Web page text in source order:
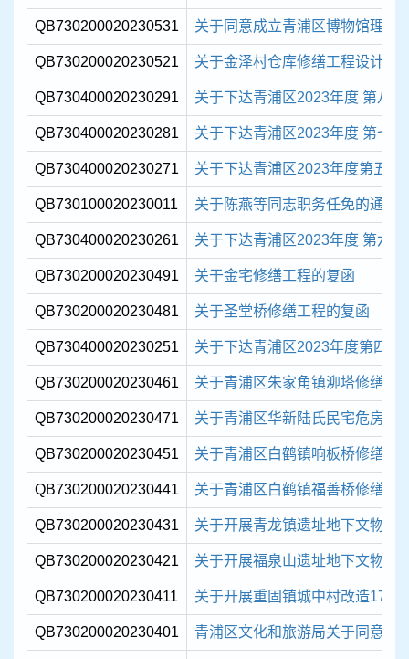
QB730200020230531 关于同意成立青浦区博物馆理事
QB730200020230521 关于金泽村仓库修缮工程设计方
QB730400020230291 关于下达青浦区2023年度 第八
QB730400020230281 关于下达青浦区2023年度 第七
QB730400020230271 关于下达青浦区2023年度第五批
QB730100020230011 关于陈燕等同志职务任免的通知
QB730400020230261 关于下达青浦区2023年度 第六
QB730200020230491 关于金宅修缮工程的复函
QB730200020230481 关于圣堂桥修缮工程的复函
QB730400020230251 关于下达青浦区2023年度第四批
QB730200020230461 关于青浦区朱家角镇泖塔修缮工
QB730200020230471 关于青浦区华新陆氏民宅危房抢
QB730200020230451 关于青浦区白鹤镇响板桥修缮工
QB730200020230441 关于青浦区白鹤镇福善桥修缮工
QB730200020230431 关于开展青龙镇遗址地下文物埋
QB730200020230421 关于开展福泉山遗址地下文物埋
QB730200020230411 关于开展重固镇城中村改造17-
QB730200020230401 青浦区文化和旅游局关于同意注